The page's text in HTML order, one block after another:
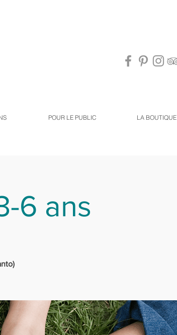
POUR LE PUBLIC LA BOUTIQUE
6 ans